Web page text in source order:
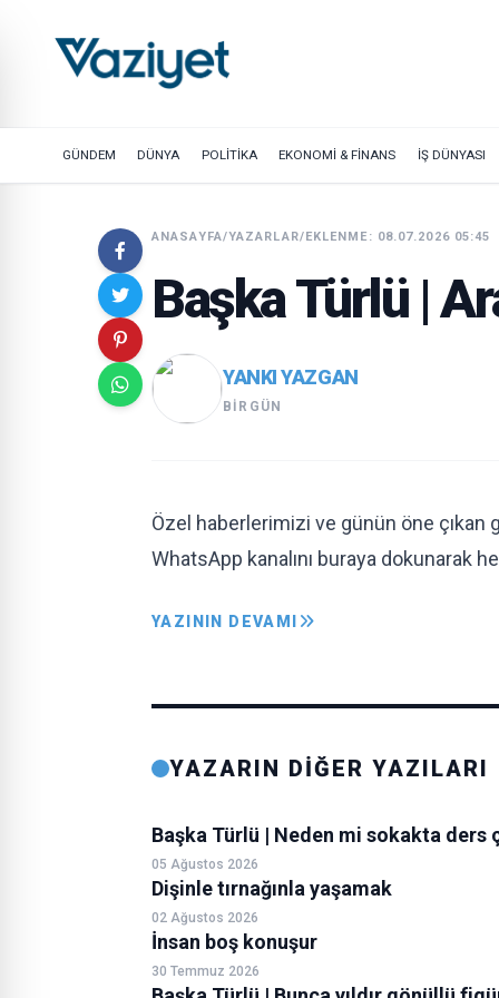
GÜNDEM DÜNYA POLİTİKA EKONOMİ & FİNANS İŞ DÜNYASI
ANASAYFA/YAZARLAR/EKLENME: 08.07.2026 05:45
Başka Türlü |
YANKI YAZGAN
BIRGÜN
Özel haberlerimizi ve günün öne çıkan
WhatsApp kanalını buraya dokunarak
YAZININ DEVAMI
YAZARIN DİĞER YAZILARI
Başka Türlü | Neden mi sokakta ders
05 Ağustos 2026
Dişinle tırnağınla yaşamak
02 Ağustos 2026
İnsan boş konuşur
30 Temmuz 2026